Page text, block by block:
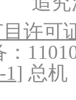
许可
] 总机